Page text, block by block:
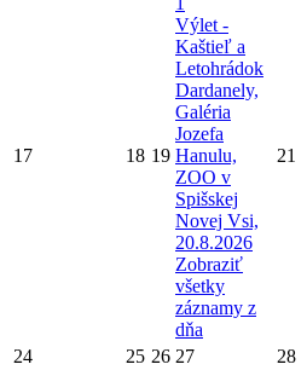
17 18 19
Výlet -
Kaštieľ a
Letohrádok
Dardanely,
Galéria
Jozefa
Hanulu,
ZOO v
Spišskej
Novej Vsi,
20.8.2026
Zobraziť
všetky
záznamy z
dňa
21
24 25 26 27 28